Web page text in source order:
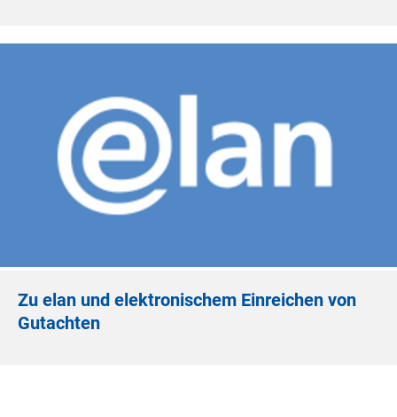
Zu elan und elektronischem Einreichen von
Gutachten